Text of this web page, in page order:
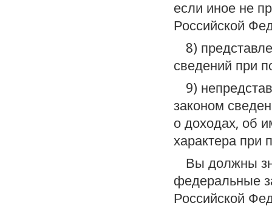
если иное не
Российской
8)
сведений при
9)
законом
о доходах, об
характера при
Вы должны
федеральные
Российской